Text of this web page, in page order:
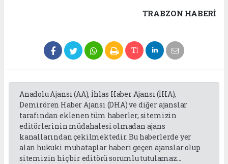
TRABZON HABERİ
Anadolu Ajansı (AA), İhlas Haber Ajansı (İHA),
Demirören Haber Ajansı (DHA) ve diğer ajanslar
tarafından eklenen tüm haberler, sitemizin
editörlerinin müdahalesi olmadan ajans
kanallarından çekilmektedir. Bu haberlerde yer
alan hukuki muhataplar haberi geçen ajanslar olup
sitemizin hiç bir editörü sorumlu tutulamaz...